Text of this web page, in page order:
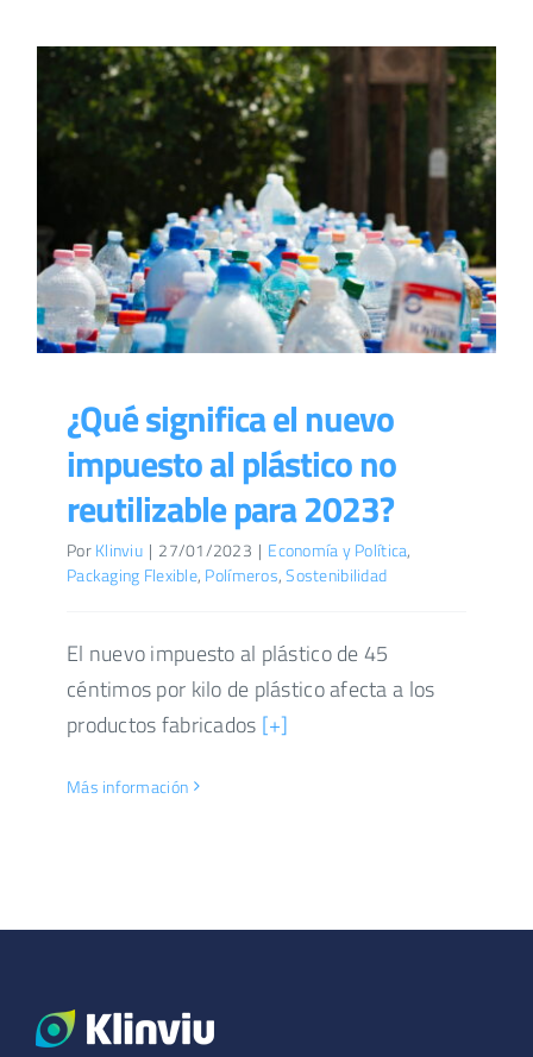
¿Qué significa el nuevo
impuesto al plástico no
reutilizable para 2023?
PorKlinviu | 27/01/2023 | Economía y Política,
Packaging Flexible, Polímeros,Sostenibilidad
El nuevo impuesto al plástico de 45
céntimos por kilo de plástico afecta a los
productos fabricados [+]
Más información